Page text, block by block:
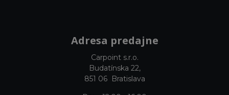
Adresa predajne
Carpoint s.r.o.
Budatínska 22,
851 06 Bratislava